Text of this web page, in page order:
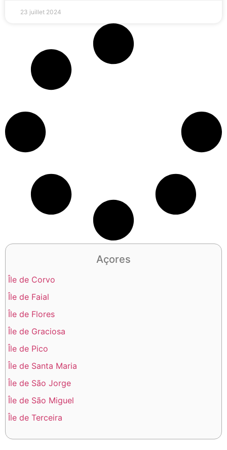
23 juillet 2024
Açores
Île de Corvo
Île de Faial
Île de Flores
Île de Graciosa
Île de Pico
Île de Santa Maria
Île de São Jorge
Île de São Miguel
Île de Terceira